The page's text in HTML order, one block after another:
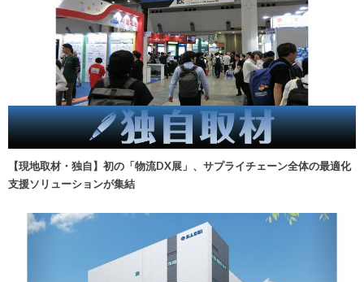
【現地取材・独自】初の「物流DX展」、サプライチェーン全体の最適化
支援ソリューションが集結